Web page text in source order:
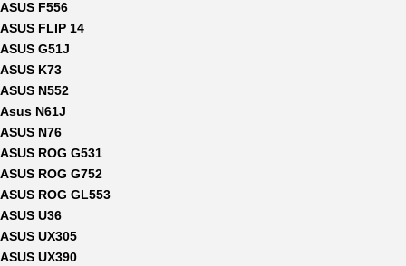
ASUS F556
ASUS FLIP 14
ASUS G51J
ASUS K73
ASUS N552
Asus N61J
ASUS N76
ASUS ROG G531
ASUS ROG G752
ASUS ROG GL553
ASUS U36
ASUS UX305
ASUS UX390